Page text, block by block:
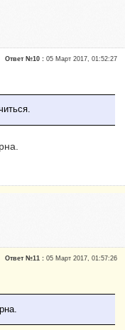
Ответ №10 :05 Март 2017, 01:52:27
Ответ №11 :05 Март 2017, 01:57:26